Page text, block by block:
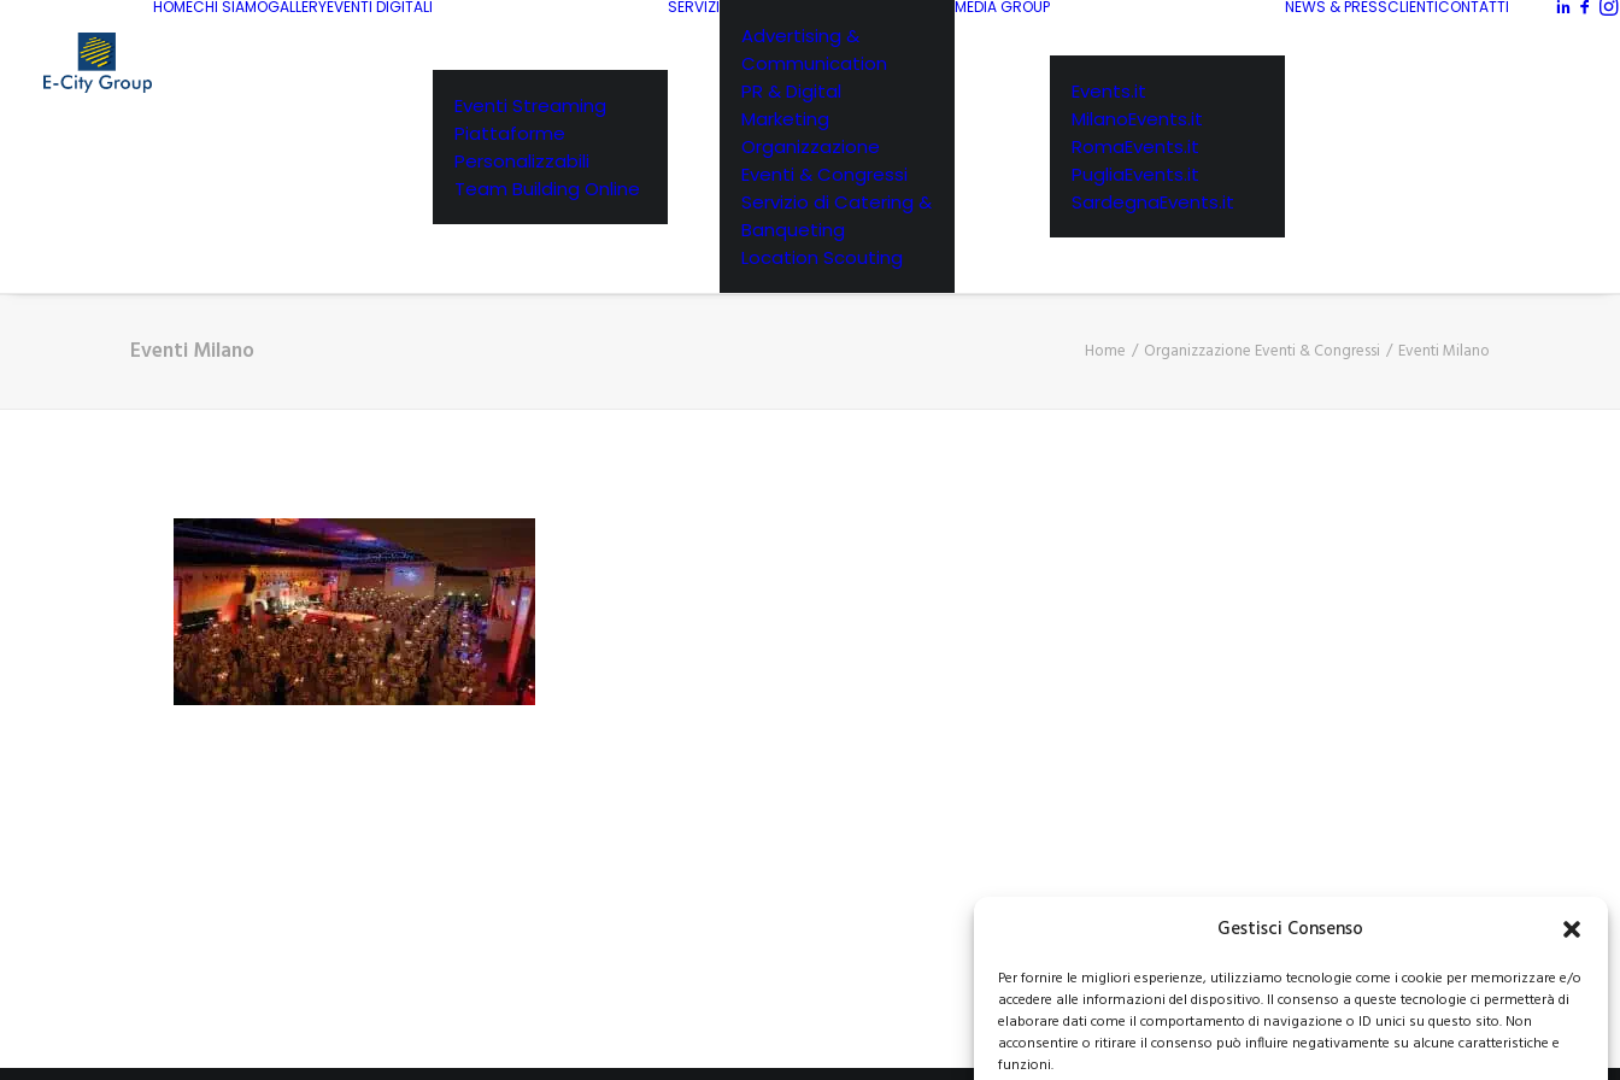
Gestisci Consenso
Per fornire le migliori esperienze, utilizziamo tecnologie come i cookie per memorizzare e/o
accedere alle informazioni del dispositivo. Il consenso a queste tecnologie ci permetterà di
elaborare dati come il comportamento di navigazione o ID unici su questo sito. Non
acconsentire o ritirare il consenso può influire negativamente su alcune caratteristiche e
funzioni.
HOMECHI SIAMOGALLERYEVENTI DIGITALI
Eventi Streaming
Piattaforme
Personalizzabili
Team Building Online
SERVIZI
Advertising &
Communication
PR & Digital
Marketing
Organizzazione
Eventi & Congressi
Servizio di Catering &
Banqueting
Location Scouting
MEDIA GROUP
Events.it
MilanoEvents.it
RomaEvents.it
PugliaEvents.it
SardegnaEvents.it
NEWS & PRESSCLIENTICONTATTI
Eventi Milano Home Organizzazione Eventi & Congressi Eventi Milano